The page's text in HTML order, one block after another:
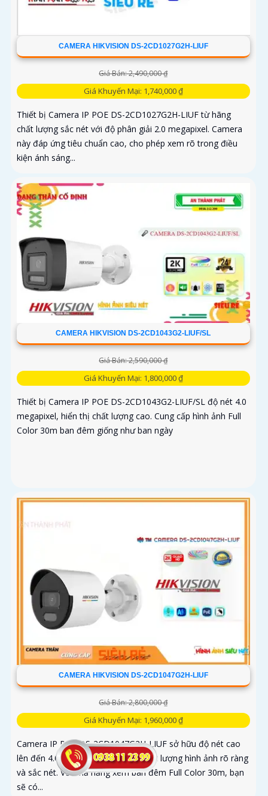
CAMERA HIKVISION DS-2CD1027G2H-LIUF
Giá Bán: 2,490,000 ₫
Giá Khuyến Mại: 1,740,000 ₫
Thiết bị Camera IP POE DS-2CD1027G2H-LIUF từ hãng
chất lượng sắc nét với độ phân giải 2.0 megapixel. Camera
này đáp ứng tiêu chuẩn cao, cho phép xem rõ trong điều
kiện ánh sáng...
CAMERA HIKVISION DS-2CD1043G2-LIUF/SL
Giá Bán: 2,590,000 ₫
Giá Khuyến Mại: 1,800,000 ₫
Thiết bị Camera IP POE DS-2CD1043G2-LIUF/SL độ nét 4.0
megapixel, hiển thị chất lượng cao. Cung cấp hình ảnh Full
Color 30m ban đêm giống như ban ngày
CAMERA HIKVISION DS-2CD1047G2H-LIUF
Giá Bán: 2,800,000 ₫
Giá Khuyến Mại: 1,960,000 ₫
Camera IP POE DS-2CD1047G2H-LIUF sở hữu độ nét cao
lên đến 4.0 megapixel, mang lại chất lượng hình ảnh rõ ràng
và sắc nét. Với khả năng xem ban đêm Full Color 30m, bạn
sẽ có...